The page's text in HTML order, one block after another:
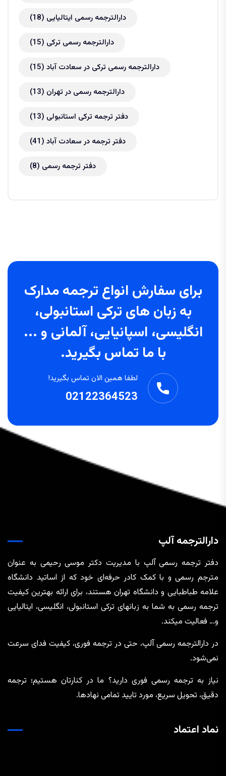
دارالترجمه رسمی ایتالیایی (18)
دارالترجمه رسمی ترکی (15)
دارالترجمه رسمی ترکی در سعادت آباد (15)
دارالترجمه رسمی در تهران (13)
دفتر ترجمه ترکی استانبولی (13)
دفتر ترجمه در سعادت آباد (41)
دفتر ترجمه رسمی (8)
برای سفارش انواع ترجمه مدارک
به زبان های ترکی استانبولی،
انگلیسی، اسپانیایی، آلمانی و ...
با ما تماس بگیرید.
لطفا همین الان تماس بگیرید!
02122364523
دارالترجمه آلپ
دفتر ترجمه رسمی آلپ با مدیریت دکتر موسی رحیمی به عنوان
مترجم رسمی و با کمک کادر حرفه‌ای خود که از اساتید دانشگاه
علامه طباطبایی و دانشگاه تهران هستند، برای ارائه بهترین کیفیت
ترجمه رسمی به شما به زبانهای ترکی استانبولی، انگلیسی، ایتالیایی
و… فعالیت میکند.
در دارالترجمه رسمی آلپ، حتی در ترجمه‌ فوری، کیفیت فدای سرعت
نمی‌شود.
نیاز به ترجمه رسمی فوری دارید؟ ما در کنارتان هستیم؛ ترجمه
دقیق، تحویل سریع، مورد تایید تمامی نهادها.
نماد اعتماد